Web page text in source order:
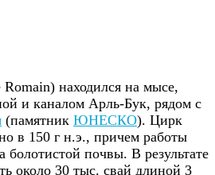
находился на мысе,
и каналом Арль-Бук, рядом с
(памятник ЮНЕСКО). Цирк
в 150 г н.э., причем работы
болотистой почвы. В результате
около 30 тыс. свай длиной 3